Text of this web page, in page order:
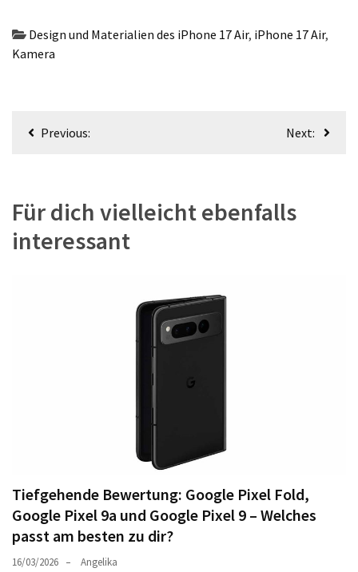
Design und Materialien des iPhone 17 Air, iPhone 17 Air,
Kamera
Beitragsnavigation
Previous: Next:
Für dich vielleicht ebenfalls
interessant
Tiefgehende Bewertung: Google Pixel Fold,
Google Pixel 9a und Google Pixel 9 – Welches
passt am besten zu dir?
16/03/2026 Angelika